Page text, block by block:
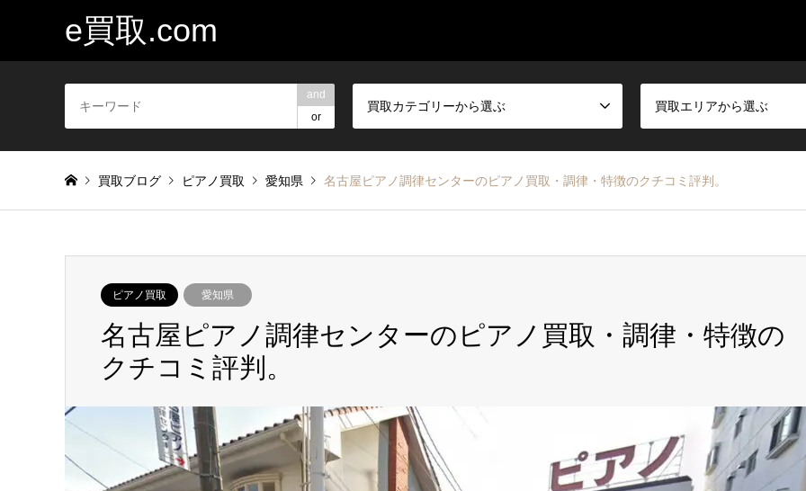
e買取.com
and
or
買取カテゴリーから選ぶ 買取エリアから選ぶ
買取ブログ ピアノ買取 愛知県 名古屋ピアノ調律センターのピアノ買取・調律・特徴のクチコミ評判。
ピアノ買取 愛知県
名古屋ピアノ調律センターのピアノ買取・調律・特徴の
クチコミ評判。